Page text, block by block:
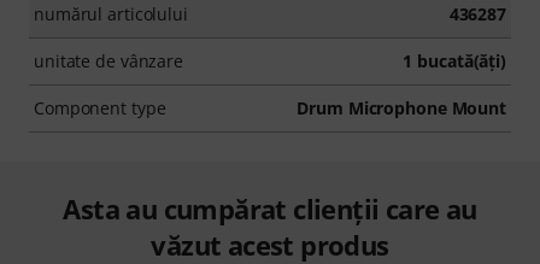
numărul articolului 436287
unitate de vânzare 1 bucată(ăţi)
Component type Drum Microphone Mount
Asta au cumpărat clienții care au
văzut acest produs